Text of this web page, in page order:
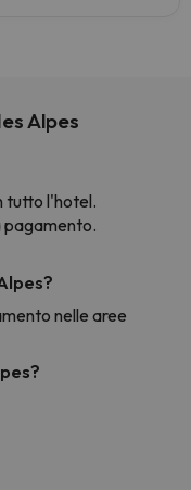
Alpes
tutto l'hotel.
pagamento.
nelle aree